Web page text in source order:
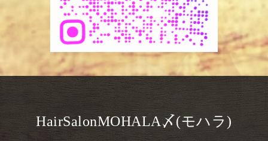
HairSalonMOHALA〆(モハラ)